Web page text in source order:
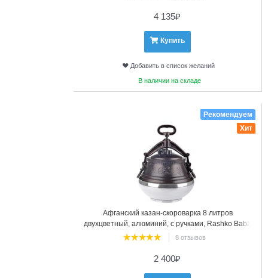
4 135₽
Купить
Добавить в список желаний
В наличии на складе
Афганский казан-скороварка 8 литров
двухцветный, алюминий, с ручками, Rashko Baba
8 отзывов
Рекомендуем
Хит
2 400₽